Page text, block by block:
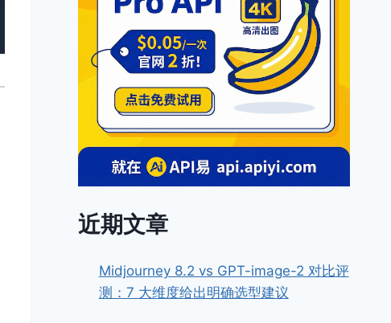
近期文章
Midjourney 8.2 vs GPT-image-2 对比评
测：7 大维度给出明确选型建议